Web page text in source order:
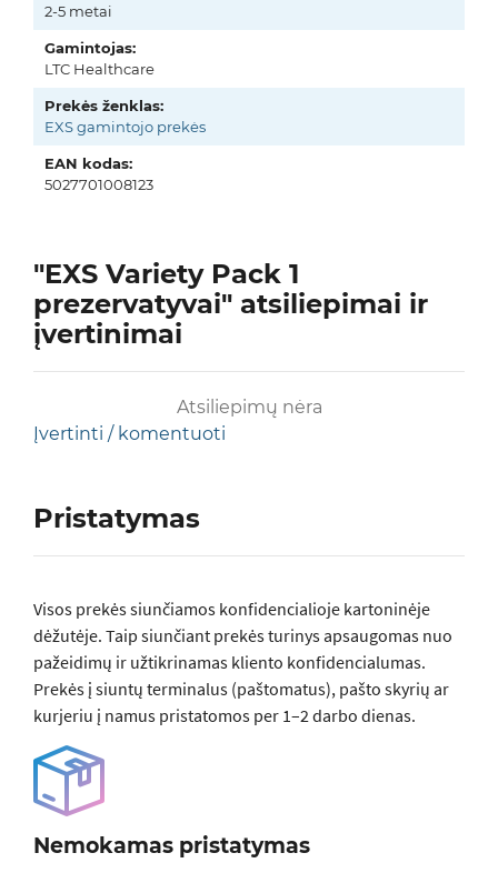
2-5 metai
Gamintojas:
LTC Healthcare
Prekės ženklas:
EXS gamintojo prekės
EAN kodas:
5027701008123
"EXS Variety Pack 1
prezervatyvai" atsiliepimai ir
įvertinimai
Atsiliepimų nėra
Įvertinti / komentuoti
Pristatymas
Visos prеkės siunčiamos konfidencialioje kartoninėje
dėžutėje. Taip siunčiant prekės turinys apsaugomas nuo
pažeidimų ir užtikrinamas kliento konfidencialumas.
Prekės į siuntų terminalus (paštomatus), pašto skyrių ar
kurjeriu į namus pristatomos per 1–2 darbo dienas.
Nemokamas pristatymas